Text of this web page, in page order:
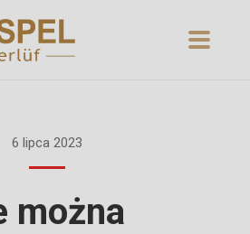
6 lipca 2023
można